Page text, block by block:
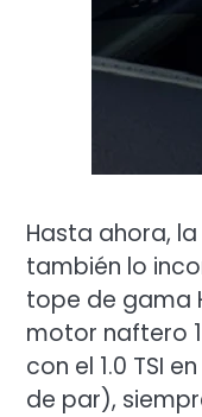
Hasta ahora,
también lo
tope de gama
motor naftero
con el 1.0 TSI
de par),